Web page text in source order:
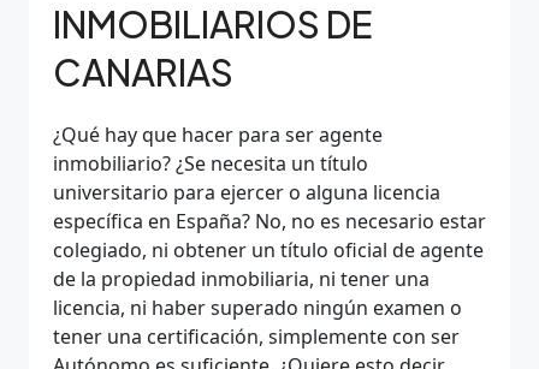
INMOBILIARIOS DE
CANARIAS
¿Qué hay que hacer para ser agente
inmobiliario? ¿Se necesita un título
universitario para ejercer o alguna licencia
específica en España? No, no es necesario estar
colegiado, ni obtener un título oficial de agente
de la propiedad inmobiliaria, ni tener una
licencia, ni haber superado ningún examen o
tener una certificación, simplemente con ser